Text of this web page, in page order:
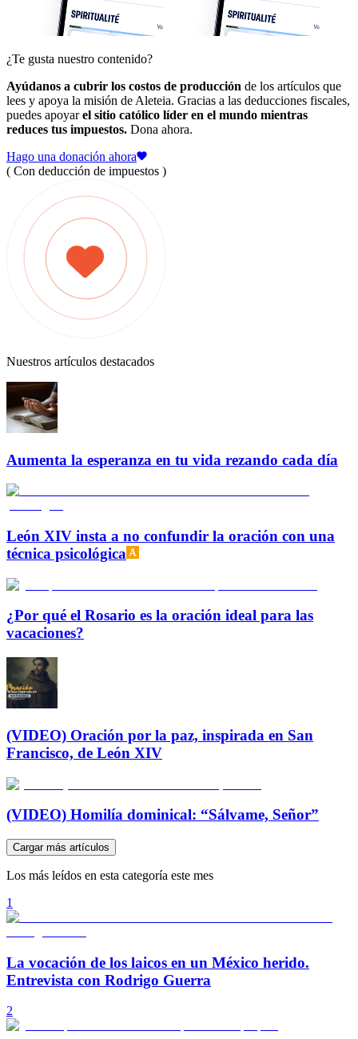
¿Te gusta nuestro contenido?
Ayúdanos a cubrir los costos de producción de los artículos que
lees y apoya la misión de Aleteia. Gracias a las deducciones fiscales,
puedes apoyarel sitio católico líder en el mundo mientras
reduces tus impuestos. Dona ahora.
Hago una donación ahora
( Con deducción de impuestos )
Nuestros artículos destacados
Aumenta la esperanza en tu vida rezando cada día
León XIV insta a no confundir la oración con una
técnica psicológica
¿Por qué el Rosario es la oración ideal para las
vacaciones?
(VIDEO) Oración por la paz, inspirada en San
Francisco, de León XIV
(VIDEO) Homilía dominical: “Sálvame, Señor”
Cargar más artículos
Los más leídos en esta categoría este mes
1
La vocación de los laicos en un México herido.
Entrevista con Rodrigo Guerra
2